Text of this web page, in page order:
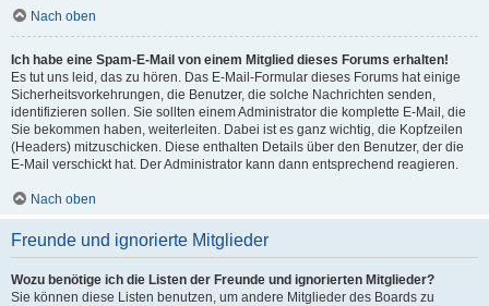
Nach oben
Ich habe eine Spam-E-Mail von einem Mitglied dieses Forums erhalten!
Es tut uns leid, das zu hören. Das E-Mail-Formular dieses Forums hat einige
Sicherheitsvorkehrungen, die Benutzer, die solche Nachrichten senden,
identifizieren sollen. Sie sollten einem Administrator die komplette E-Mail, die
Sie bekommen haben, weiterleiten. Dabei ist es ganz wichtig, die Kopfzeilen
(Headers) mitzuschicken. Diese enthalten Details über den Benutzer, der die
E-Mail verschickt hat. Der Administrator kann dann entsprechend reagieren.
Nach oben
Freunde und ignorierte Mitglieder
Wozu benötige ich die Listen der Freunde und ignorierten Mitglieder?
Sie können diese Listen benutzen, um andere Mitglieder des Boards zu